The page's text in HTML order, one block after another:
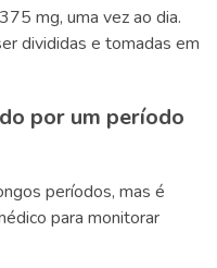
mg, uma vez ao dia.
divididas e tomadas em
por um período
períodos, mas é
para monitorar